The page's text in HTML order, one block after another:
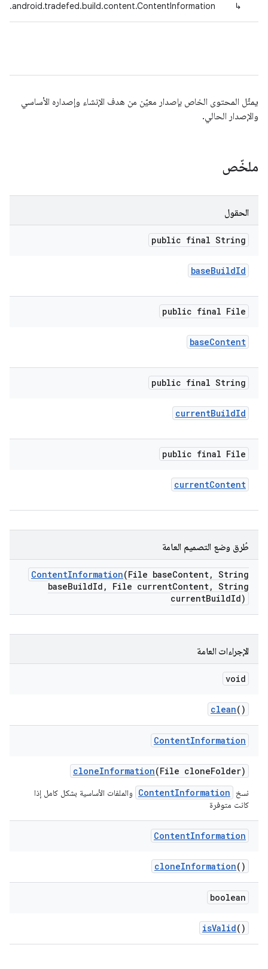
↳
يمثّل المحتوى الخاص بإصدار معيّن من هدف الإنشاء وإصداره الأساسي
والإصدار الحالي.
ملخّص
الحقول
public final String
baseBuildId
public final File
baseContent
public final String
currentBuildId
public final File
currentContent
طُرق وضع التصميم العامة
ContentInformation(File baseContent, String
baseBuildId , File currentContent, String
currentBuildId)
الإجراءات العامة
void
clean()
ContentInformation
cloneInformation(File cloneFolder)
نسخ ContentInformation
والملفات الأساسية بشكل كامل إذا
كانت متوفرة
ContentInformation
cloneInformation()
boolean
isValid()